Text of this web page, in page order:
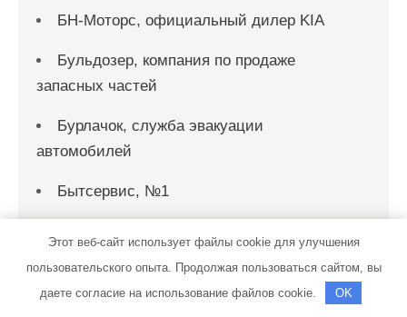
БН-Моторс, официальный дилер KIA
Бульдозер, компания по продаже
запасных частей
Бурлачок, служба эвакуации
автомобилей
Бытсервис, №1
Бытсервис, №2
Этот веб-сайт использует файлы cookie для улучшения
пользовательского опыта. Продолжая пользоваться сайтом, вы
даете согласие на использование файлов cookie.
OK